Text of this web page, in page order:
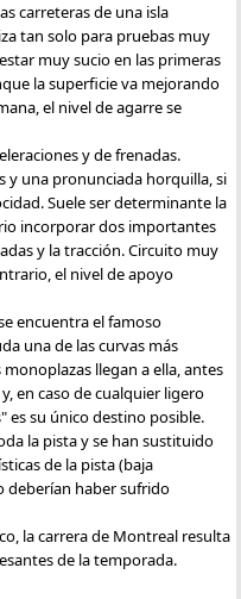
carreteras de una isla
tan solo para pruebas muy
muy sucio en las primeras
la superficie va mejorando
el nivel de agarre se
y de frenadas.
y una pronunciada horquilla, si
Suele ser determinante la
incorporar dos importantes
y la tracción. Circuito muy
el nivel de apoyo
encuentra el famoso
una de las curvas más
llegan a ella, antes
en caso de cualquier ligero
es su único destino posible.
la pista y se han sustituido
de la pista (baja
deberían haber sufrido
la carrera de Montreal resulta
de la temporada.